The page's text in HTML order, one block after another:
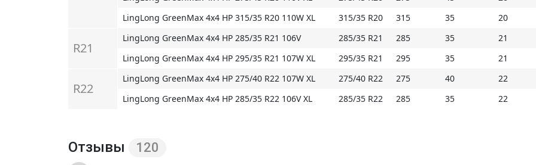
LingLong GreenMax 4x4 HP 315/35 R20 110W XL
315/35 R20 315 35 20
R21
LingLong GreenMax 4x4 HP 285/35 R21 106V 285/35 R21 285 35 21
LingLong GreenMax 4x4 HP 295/35 R21 107W XL
295/35 R21 295 35 21
R22
LingLong GreenMax 4x4 HP 275/40 R22 107W XL 275/40 R22 275 40 22
LingLong GreenMax 4x4 HP 285/35 R22 106V XL
285/35 R22 285 35 22
Отзывы 120